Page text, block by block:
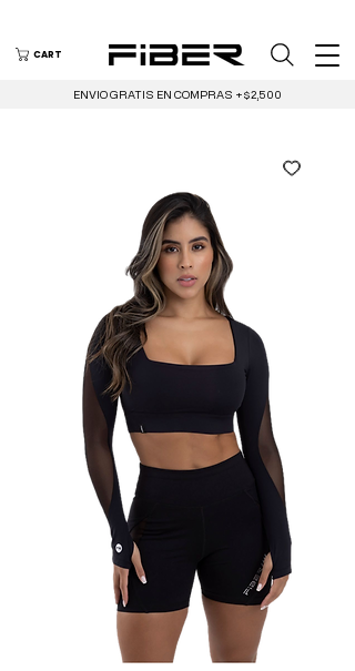
CART
ENVIO GRATIS EN COMPRAS +$2,500